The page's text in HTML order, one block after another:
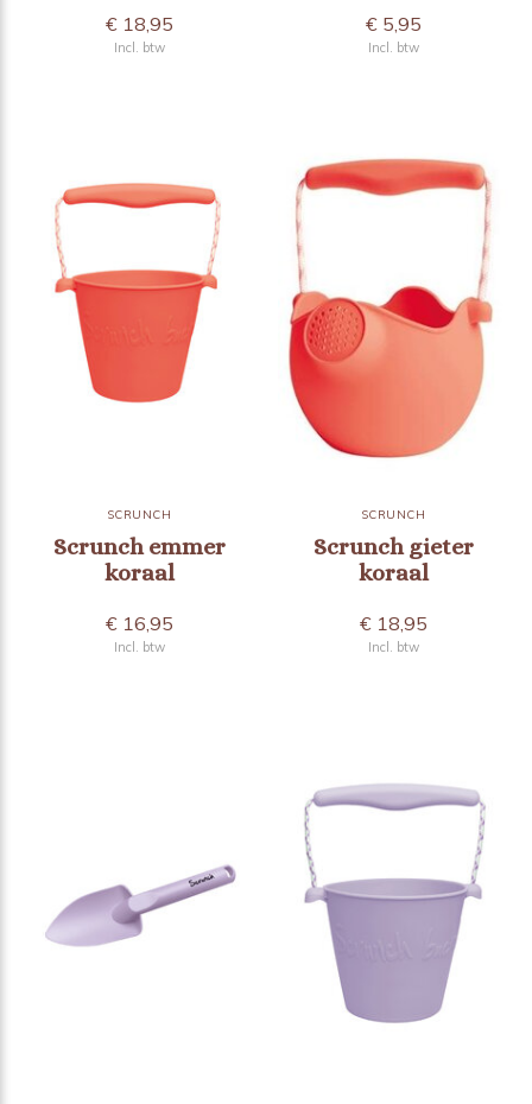
€ 18,95
Incl. btw
€ 5,95
Incl. btw
SCRUNCH
Scrunch emmer
koraal
€ 16,95
Incl. btw
SCRUNCH
Scrunch gieter
koraal
€ 18,95
Incl. btw